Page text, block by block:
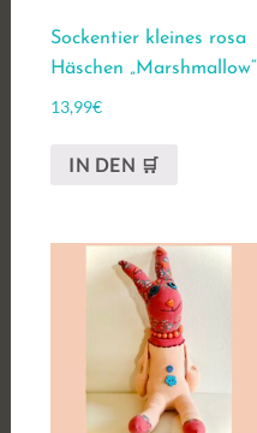
Sockentier kleines rosa
Häschen „Marshmallow“
13,99€
IN DEN 🛒